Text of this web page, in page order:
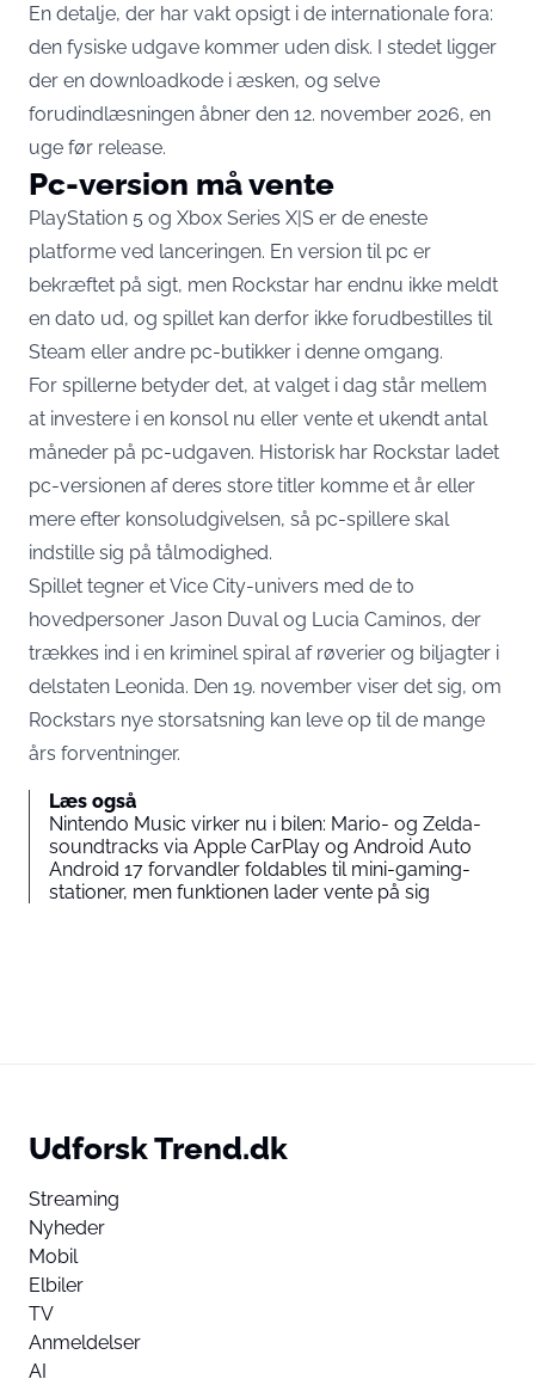
En detalje, der har vakt opsigt i de internationale fora:
den fysiske udgave kommer uden disk. I stedet ligger
der en downloadkode i æsken, og selve
forudindlæsningen åbner den 12. november 2026, en
uge før release.
Pc-version må vente
PlayStation 5 og Xbox Series X|S er de eneste
platforme ved lanceringen. En version til pc er
bekræftet på sigt, men Rockstar har endnu ikke meldt
en dato ud, og spillet kan derfor ikke forudbestilles til
Steam eller andre pc-butikker i denne omgang.
For spillerne betyder det, at valget i dag står mellem
at investere i en konsol nu eller vente et ukendt antal
måneder på pc-udgaven. Historisk har Rockstar ladet
pc-versionen af deres store titler komme et år eller
mere efter konsoludgivelsen, så pc-spillere skal
indstille sig på tålmodighed.
Spillet tegner et Vice City-univers med de to
hovedpersoner Jason Duval og Lucia Caminos, der
trækkes ind i en kriminel spiral af røverier og biljagter i
delstaten Leonida. Den 19. november viser det sig, om
Rockstars nye storsatsning kan leve op til de mange
års forventninger.
Læs også
Nintendo Music virker nu i bilen: Mario- og Zelda-
soundtracks via Apple CarPlay og Android Auto
Android 17 forvandler foldables til mini-gaming-
stationer, men funktionen lader vente på sig
Udforsk Trend.dk
Streaming
Nyheder
Mobil
Elbiler
TV
Anmeldelser
AI